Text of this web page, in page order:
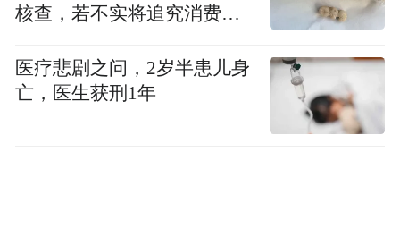
（凤凰网“益童计划”医疗救助行动）
凤凰网“益童计划”云南医疗公益行已圆满结
核查，若不实将追究消费者
医疗悲剧之问，2岁半患儿身
亡，医生获刑1年